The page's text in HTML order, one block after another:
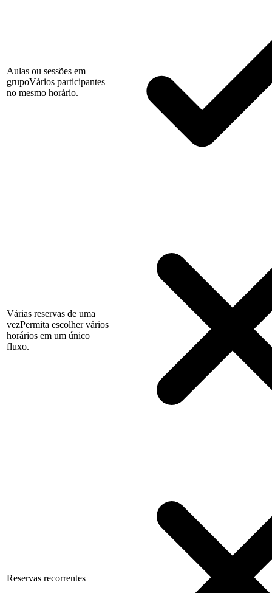
Aulas ou sessões em
grupoVários participantes
no mesmo horário.
Várias reservas de uma
vezPermita escolher vários
horários em um único
fluxo.
Reservas recorrentes